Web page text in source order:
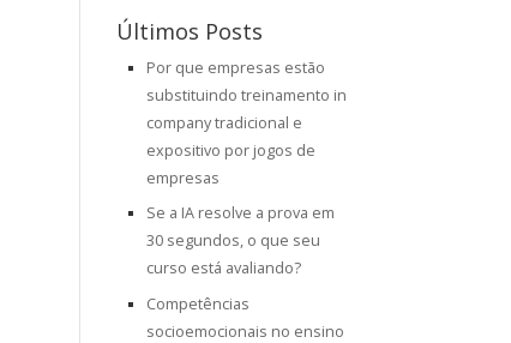
Últimos Posts
Por que empresas estão
substituindo treinamento in
company tradicional e
expositivo por jogos de
empresas
Se a IA resolve a prova em
30 segundos, o que seu
curso está avaliando?
Competências
socioemocionais no ensino